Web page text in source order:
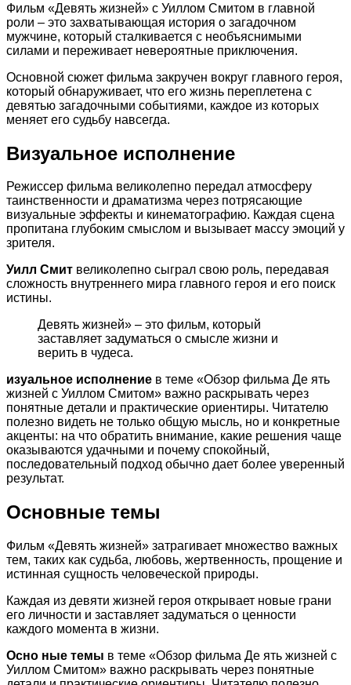
Фильм «Девять жизней» с Уиллом Смитом в главной
роли – это захватывающая история о загадочном
мужчине, который сталкивается с необъяснимыми
силами и переживает невероятные приключения.
Основной сюжет фильма закручен вокруг главного героя,
который обнаруживает, что его жизнь переплетена с
девятью загадочными событиями, каждое из которых
меняет его судьбу навсегда.
Визуальное исполнение
Режиссер фильма великолепно передал атмосферу
таинственности и драматизма через потрясающие
визуальные эффекты и кинематографию. Каждая сцена
пропитана глубоким смыслом и вызывает массу эмоций у
зрителя.
Уилл Смит великолепно сыграл свою роль, передавая
сложность внутреннего мира главного героя и его поиск
истины.
Девять жизней» – это фильм, который
заставляет задуматься о смысле жизни и
верить в чудеса.
изуальное исполнение в теме «Обзор фильма Де ять
жизней с Уиллом Смитом» важно раскрывать через
понятные детали и практические ориентиры. Читателю
полезно видеть не только общую мысль, но и конкретные
акценты: на что обратить внимание, какие решения чаще
оказываются удачными и почему спокойный,
последовательный подход обычно дает более уверенный
результат.
Основные темы
Фильм «Девять жизней» затрагивает множество важных
тем, таких как судьба, любовь, жертвенность, прощение и
истинная сущность человеческой природы.
Каждая из девяти жизней героя открывает новые грани
его личности и заставляет задуматься о ценности
каждого момента в жизни.
Осно ные темы в теме «Обзор фильма Де ять жизней с
Уиллом Смитом» важно раскрывать через понятные